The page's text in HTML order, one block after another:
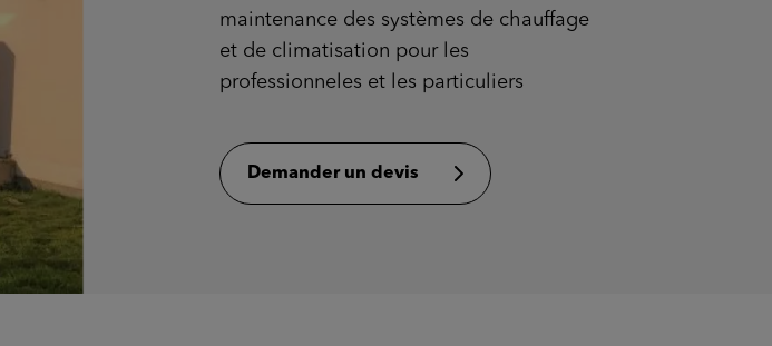
maintenance des systèmes de chauffage
et de climatisation pour les
professionneles et les particuliers
Demander un devis